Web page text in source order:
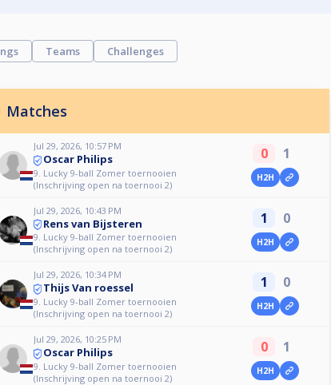
Teams Challenges
Matches
Jul 29, 2026, 10:57 PM
Oscar Philips
9. Lucky 9-ball Zomer toernooien
(Inschrijving open na toernooi 2)
0 1
H2H
Jul 29, 2026, 10:43 PM
Rens van Bijsteren
9. Lucky 9-ball Zomer toernooien
(Inschrijving open na toernooi 2)
1 0
H2H
Jul 29, 2026, 10:34 PM
Thijs Van roessel
9. Lucky 9-ball Zomer toernooien
(Inschrijving open na toernooi 2)
1 0
H2H
Jul 29, 2026, 10:25 PM
Oscar Philips
9. Lucky 9-ball Zomer toernooien
(Inschrijving open na toernooi 2)
0 1
H2H